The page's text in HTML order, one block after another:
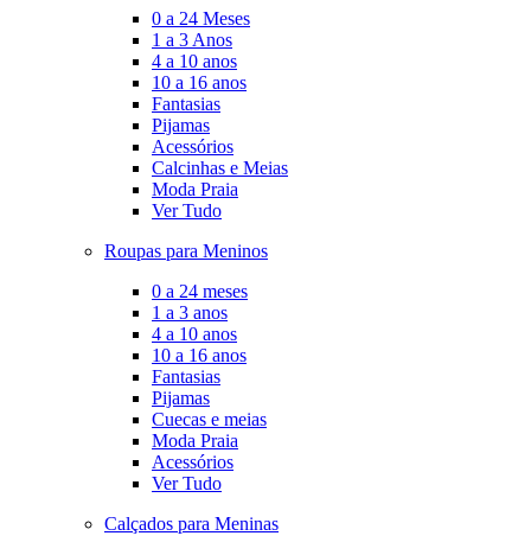
0 a 24 Meses
1 a 3 Anos
4 a 10 anos
10 a 16 anos
Fantasias
Pijamas
Acessórios
Calcinhas e Meias
Moda Praia
Ver Tudo
Roupas para Meninos
0 a 24 meses
1 a 3 anos
4 a 10 anos
10 a 16 anos
Fantasias
Pijamas
Cuecas e meias
Moda Praia
Acessórios
Ver Tudo
Calçados para Meninas